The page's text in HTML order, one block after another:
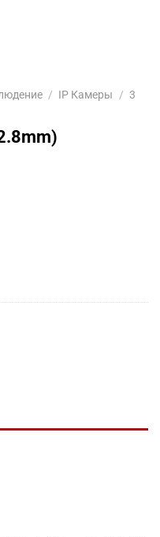
/ IP Камеры / 3
LIU (2.8mm)